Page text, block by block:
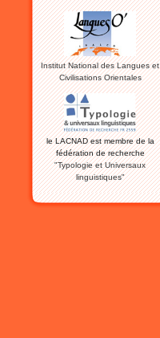
Institut National des Langues et
Civilisations Orientales
le LACNAD est membre de la
fédération de recherche
"Typologie et Universaux
linguistiques"